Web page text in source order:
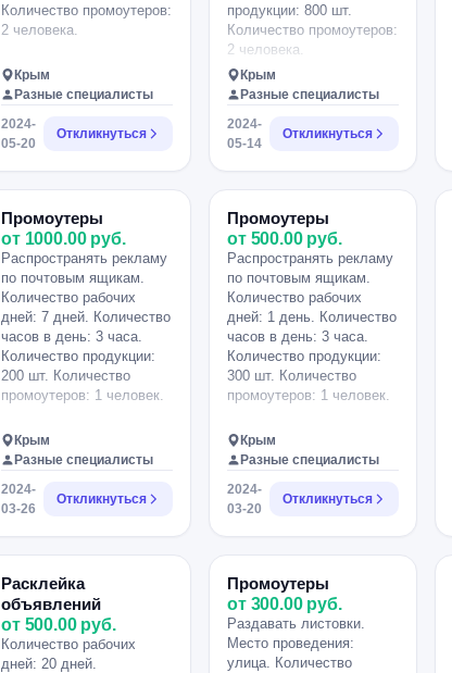
Количество промоутеров:
2 человека.
Крым
Разные специалисты
2024-
05-20
Откликнуться
продукции: 800 шт.
Количество промоутеров:
2 человека.
Крым
Разные специалисты
2024-
05-14
Откликнуться
Промоутеры
от 1000.00 руб.
Распространять рекламу
по почтовым ящикам.
Количество рабочих
дней: 7 дней. Количество
часов в день: 3 часа.
Количество продукции:
200 шт. Количество
промоутеров: 1 человек.
Крым
Разные специалисты
2024-
03-26
Откликнуться
Промоутеры
от 500.00 руб.
Распространять рекламу
по почтовым ящикам.
Количество рабочих
дней: 1 день. Количество
часов в день: 3 часа.
Количество продукции:
300 шт. Количество
промоутеров: 1 человек.
Крым
Разные специалисты
2024-
03-20
Откликнуться
Расклейка
объявлений
от 500.00 руб.
Количество рабочих
дней: 20 дней.
Промоутеры
от 300.00 руб.
Раздавать листовки.
Место проведения:
улица. Количество